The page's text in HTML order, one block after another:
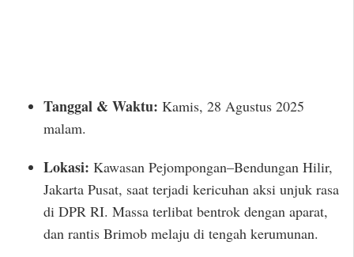
Tanggal & Waktu: Kamis, 28 Agustus 2025
malam.
Lokasi: Kawasan Pejompongan–Bendungan Hilir,
Jakarta Pusat, saat terjadi kericuhan aksi unjuk rasa
di DPR RI. Massa terlibat bentrok dengan aparat,
dan rantis Brimob melaju di tengah kerumunan.